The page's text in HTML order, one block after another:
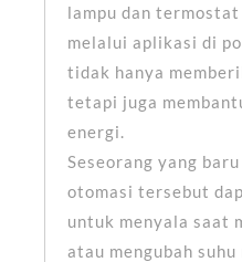
lampu dan
melalui aplikasi di
tidak hanya
tetapi juga
energi.
Seseorang yang
otomasi tersebut
untuk menyala saat
atau mengubah